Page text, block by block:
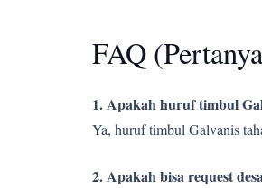
FAQ
1. Apakah huruf timbul
Ya, huruf timbul Galvanis
2. Apakah bisa request